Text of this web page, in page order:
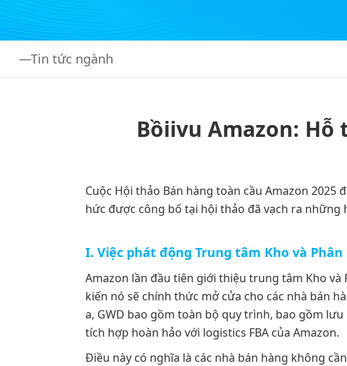
—Tin tức ngành
Bồiivu Amazon:
Cuộc Hội thảo Bán hàng toàn cầu Amazon
hức được công bố tại hội thảo đã vạch ra
I. Việc phát động Trung tâm Kho và
Amazon lần đầu tiên giới thiệu trung tâm Kho và
kiến nó sẽ chính thức mở cửa cho các nhà bán
a, GWD bao gồm toàn bộ quy trình, bao gồm
tích hợp hoàn hảo với logistics FBA của Amazon.
Điều này có nghĩa là các nhà bán hàng không